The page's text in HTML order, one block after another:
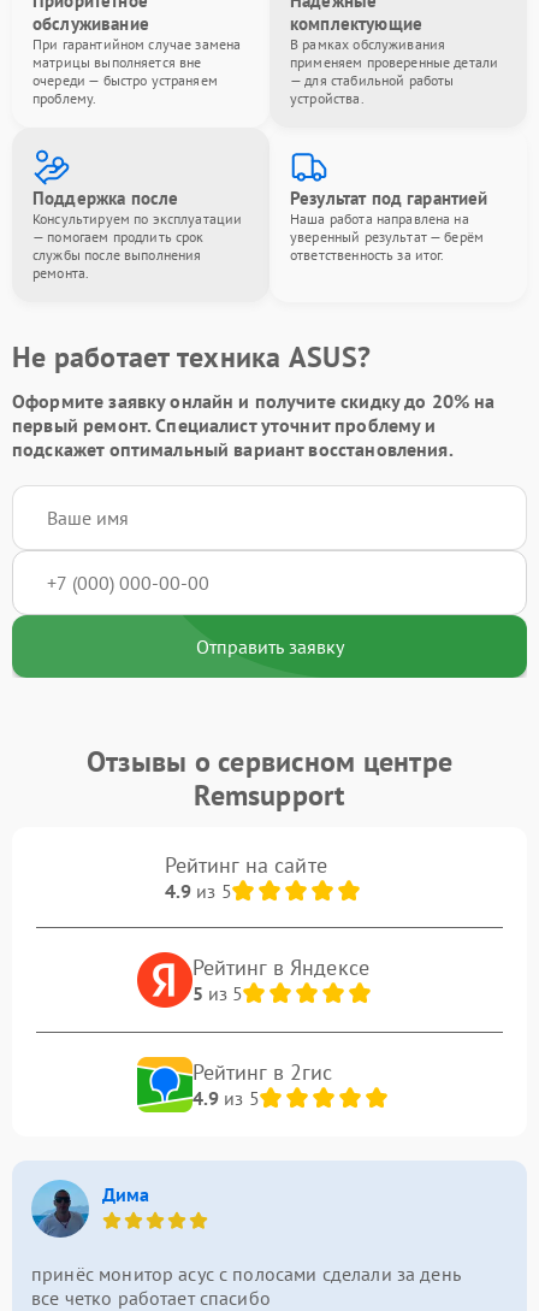
обслуживание
При гарантийном случае замена
матрицы выполняется вне
очереди — быстро устраняем
проблему.
комплектующие
В рамках обслуживания
применяем проверенные детали
— для стабильной работы
устройства.
Поддержка после
Консультируем по эксплуатации
— помогаем продлить срок
службы после выполнения
ремонта.
Результат под гарантией
Наша работа направлена на
уверенный результат — берём
ответственность за итог.
Не работает техника ASUS?
Оформите заявку онлайн и получитескидку до 20% на
первый ремонт. Специалист уточнит проблему и
подскажет оптимальный вариант восстановления.
Отправить заявку
Отзывы о сервисном центре
Remsupport
Рейтинг на сайте
4.9из 5
Рейтинг в Яндексе
5 из 5
Рейтинг в 2гис
4.9из 5
Дима
принёс монитор асус с полосами сделали за день
все четко работает спасибо